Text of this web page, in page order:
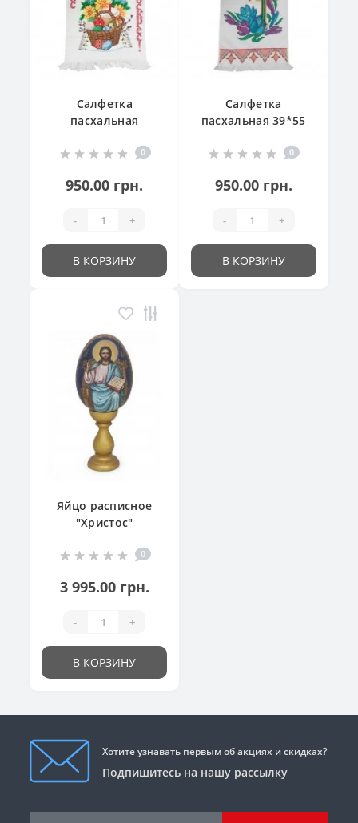
Салфетка
пасхальная
кошик"
0
950.00 грн.
- +
В КОРЗИНУ
Салфетка
пасхальная 39*55
0
950.00 грн.
- +
В КОРЗИНУ
Яйцо расписное
"Христос"
0
3 995.00 грн.
- +
В КОРЗИНУ
Хотите узнавать первым об акциях и скидках?
Подпишитесь на нашу рассылку